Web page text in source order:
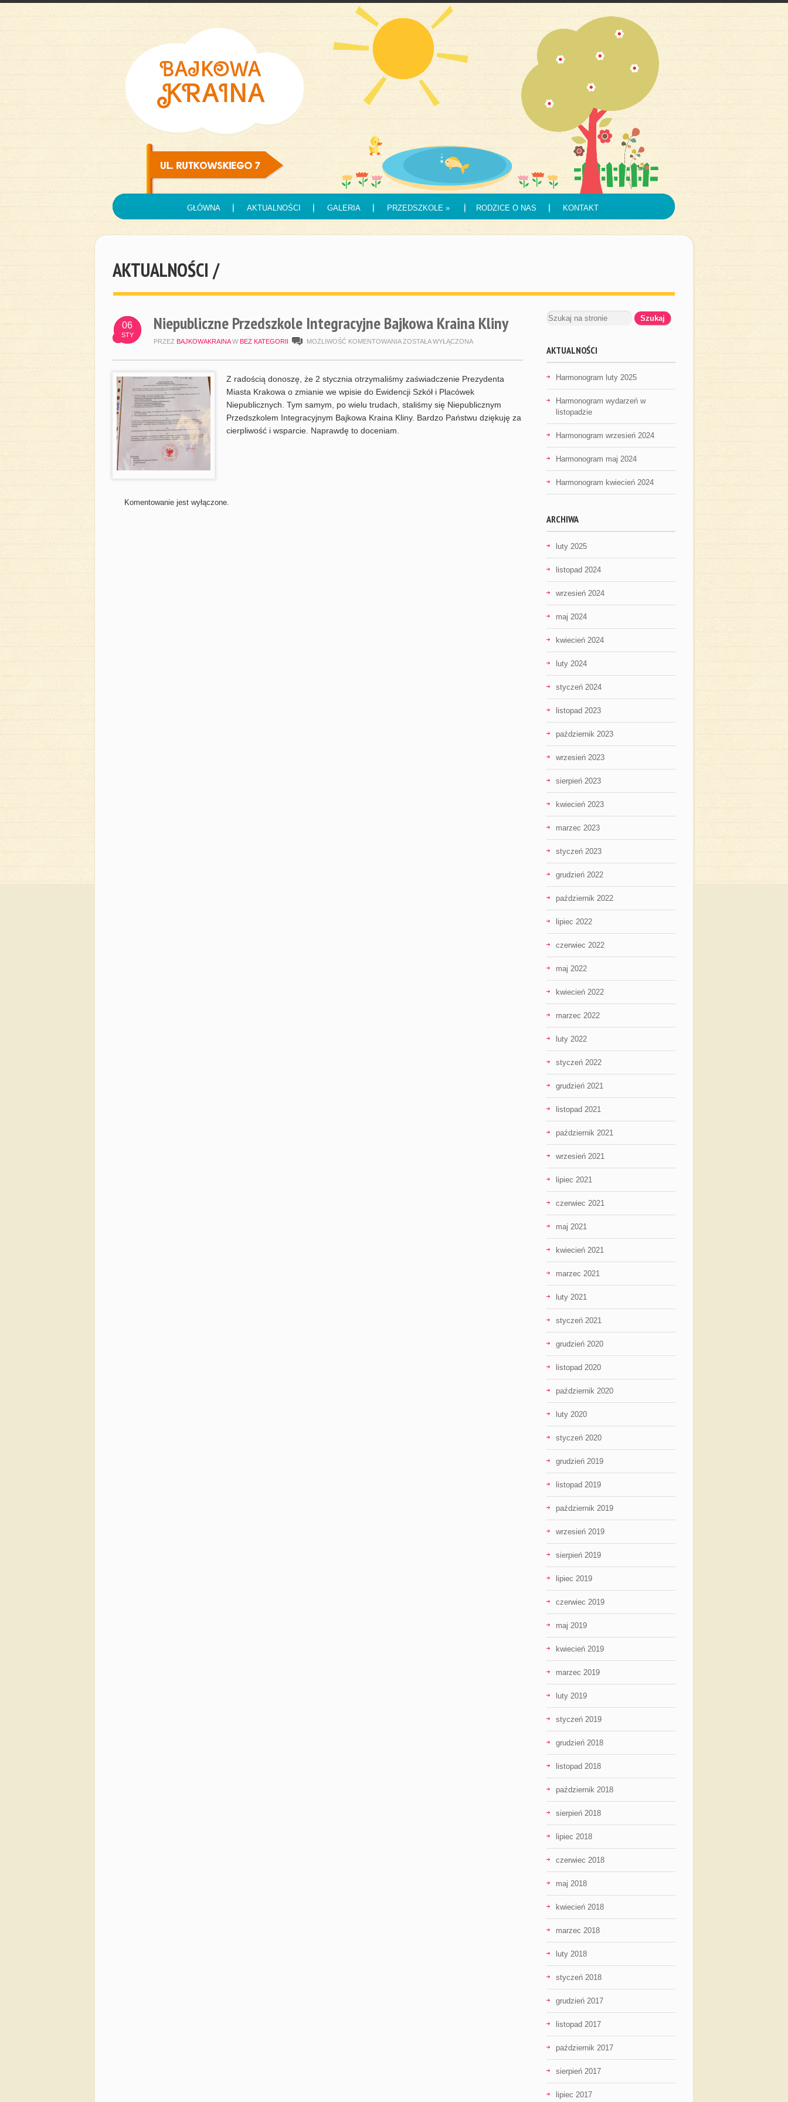
GŁÓWNA AKTUALNOŚCI GALERIA PRZEDSZKOLE» RODZICE O NAS KONTAKT
AKTUALNOŚCI /
06
STY
Niepubliczne Przedszkole Integracyjne Bajkowa Kraina Kliny
PRZEZ BAJKOWAKRAINA W BEZ KATEGORII MOŻLIWOŚĆ KOMENTOWANIA NIEPUBLICZNE
BAJKOWA
KRAINA
KLINY
ZOSTAŁA WYŁĄCZONA
Z radością donoszę, że 2 stycznia otrzymaliśmy zaświadczenie Prezydenta
Miasta Krakowa o zmianie we wpisie do Ewidencji Szkół i Placówek
Niepublicznych. Tym samym, po wielu trudach, staliśmy się Niepublicznym
Przedszkolem Integracyjnym Bajkowa Kraina Kliny. Bardzo Państwu dziękuję za
cierpliwość i wsparcie. Naprawdę to doceniam.
Komentowanie jest wyłączone.
AKTUALNOŚCI
Harmonogram luty 2025
Harmonogram wydarzeń w
listopadzie
Harmonogram wrzesień 2024
Harmonogram maj 2024
Harmonogram kwiecień 2024
ARCHIWA
luty 2025
listopad 2024
wrzesień 2024
maj 2024
kwiecień 2024
luty 2024
styczeń 2024
listopad 2023
październik 2023
wrzesień 2023
sierpień 2023
kwiecień 2023
marzec 2023
styczeń 2023
grudzień 2022
październik 2022
lipiec 2022
czerwiec 2022
maj 2022
kwiecień 2022
marzec 2022
luty 2022
styczeń 2022
grudzień 2021
listopad 2021
październik 2021
wrzesień 2021
lipiec 2021
czerwiec 2021
maj 2021
kwiecień 2021
marzec 2021
luty 2021
styczeń 2021
grudzień 2020
listopad 2020
październik 2020
luty 2020
styczeń 2020
grudzień 2019
listopad 2019
październik 2019
wrzesień 2019
sierpień 2019
lipiec 2019
czerwiec 2019
maj 2019
kwiecień 2019
marzec 2019
luty 2019
styczeń 2019
grudzień 2018
listopad 2018
październik 2018
sierpień 2018
lipiec 2018
czerwiec 2018
maj 2018
kwiecień 2018
marzec 2018
luty 2018
styczeń 2018
grudzień 2017
listopad 2017
październik 2017
sierpień 2017
lipiec 2017